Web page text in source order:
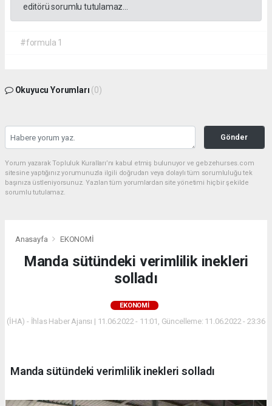
editörü sorumlu tutulamaz...
#formula 1
Okuyucu Yorumları (0)
Gönder
Yorum yazarak Topluluk Kuralları’nı kabul etmiş bulunuyor ve gebzehurses.com
sitesine yaptığınız yorumunuzla ilgili doğrudan veya dolaylı tüm sorumluluğu tek
başınıza üstleniyorsunuz. Yazılan tüm yorumlardan site yönetimi hiçbir şekilde
sorumlu tutulamaz.
Anasayfa EKONOMİ
Manda sütündeki verimlilik inekleri
solladı
EKONOMİ
(İHA) - İhlas Haber Ajansı | 11.06.2022 - 11:01, Güncelleme: 11.06.2022 - 23:36
Manda sütündeki verimlilik inekleri solladı